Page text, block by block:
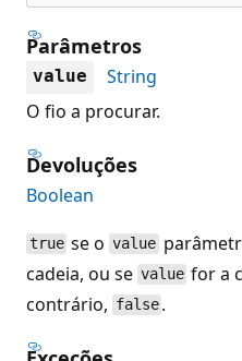
Parâmetros
value
String
O fio a procurar.
Devoluções
Boolean
true se ovalue
cadeia, ou se value for a
contrário, false .